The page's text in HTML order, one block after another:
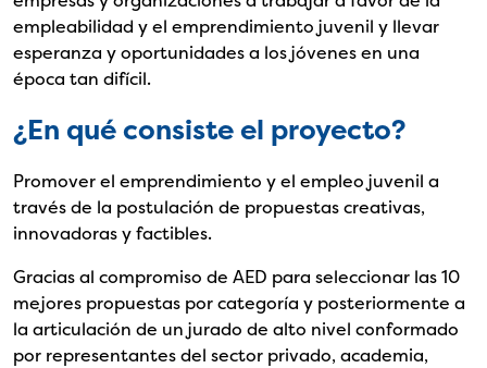
empleabilidad y el emprendimiento juvenil y llevar
esperanza y oportunidades a los jóvenes en una
época tan difícil.
¿En qué consiste el proyecto?
Promover el emprendimiento y el empleo juvenil a
través de la postulación de propuestas creativas,
innovadoras y factibles.
Gracias al compromiso de AED para seleccionar las 10
mejores propuestas por categoría y posteriormente a
la articulación de un jurado de alto nivel conformado
por representantes del sector privado, academia,